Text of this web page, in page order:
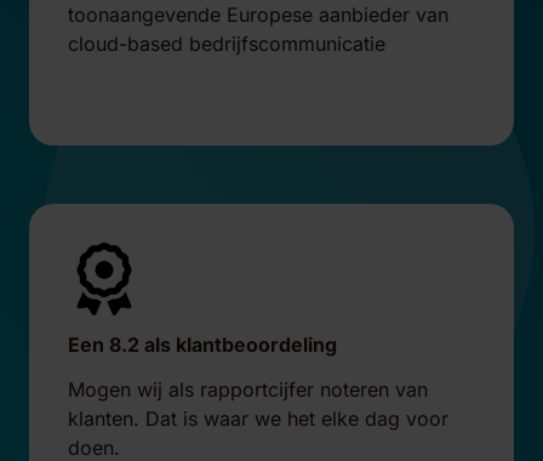
toonaangevende Europese aanbieder van
cloud-based bedrijfscommunicatie
Een 8.2 als klantbeoordeling
Mogen wij als rapportcijfer noteren van
klanten. Dat is waar we het elke dag voor
doen.